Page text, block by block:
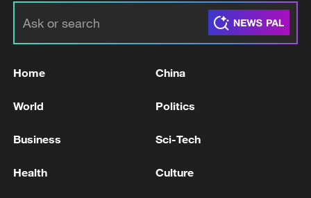
Home China
World Politics
Business Sci-Tech
Health Culture